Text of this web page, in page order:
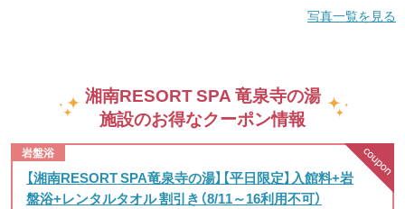
写真一覧を見る
湘南RESORT SPA 竜泉寺の湯
施設のお得なクーポン情報
岩盤浴
【湘南RESORT SPA竜泉寺の湯】【平日限定】入館料+岩
盤浴+レンタルタオル 割引き（8/11～16利用不可）